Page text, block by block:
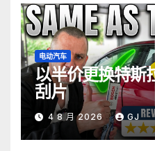
电动汽车
以半价更换特
刮片
4 8 月 2026 GJ